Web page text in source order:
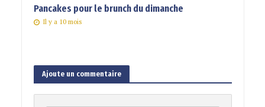
Pancakes pour le brunch du dimanche
Il y a 10 mois
Ajoute un commentaire